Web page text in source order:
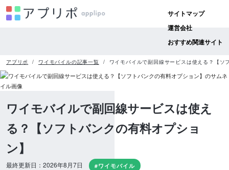
サイトマップ
運営会社
おすすめ関連サイト
アプリポ ワイモバイルの記事一覧 ワイモバイルで副回線サービスは使える？【ソ
ワイモバイルで副回線サービスは使え
る？【ソフトバンクの有料オプショ
ン】
最終更新日：2026年8月7日 #ワイモバイル